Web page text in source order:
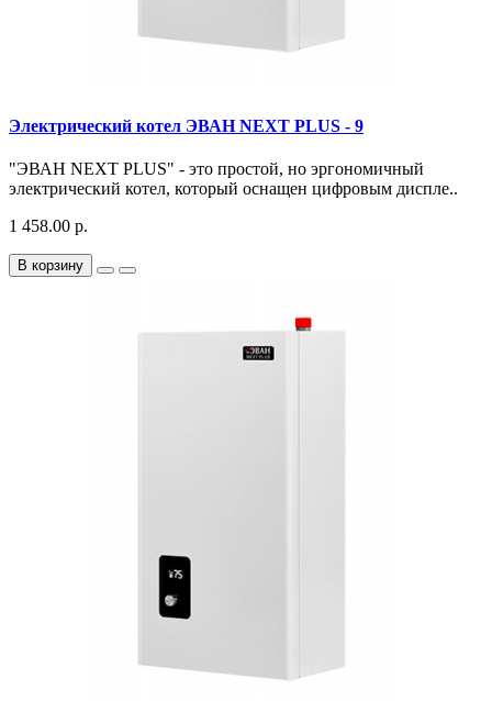
Электрический котел ЭВАН NEXT PLUS - 9
"ЭВАН NEXT PLUS" - это простой, но эргономичный
электрический котел, который оснащен цифровым диспле..
1 458.00 р.
В корзину